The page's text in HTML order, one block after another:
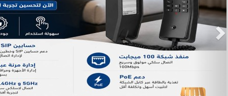
مميزات هاتف فندق جراند ستريم GHP611: